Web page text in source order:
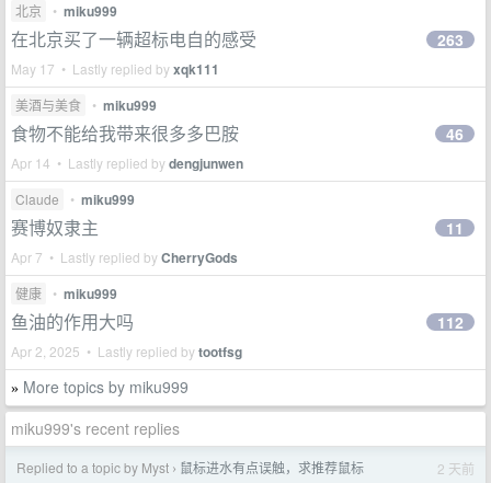
北京 • miku999
在北京买了一辆超标电自的感受
May 17 • Lastly replied byxqk111
263
美酒与美食 • miku999
食物不能给我带来很多多巴胺
Apr 14 • Lastly replied bydengjunwen
46
Claude • miku999
赛博奴隶主
Apr 7 • Lastly replied byCherryGods
11
健康 • miku999
鱼油的作用大吗
Apr 2, 2025 • Lastly replied bytootfsg
112
» More topics by miku999
miku999's recent replies
Replied to a topic by Myst › 鼠标进水有点误触，求推荐鼠标 2 天前